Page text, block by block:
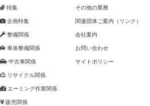
特集
企画特集
整備関係
車体整備関係
中古車関係
リサイクル関係
エーミング作業関係
販売関係
その他の業務
関連団体ご案内（リンク）
会社案内
お問い合わせ
サイトポリシー